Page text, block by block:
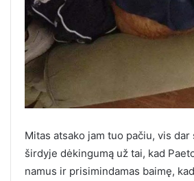
Mitas atsako jam tuo pačiu, vis dar
širdyje dėkingumą už tai, kad
namus ir prisimindamas baimę,